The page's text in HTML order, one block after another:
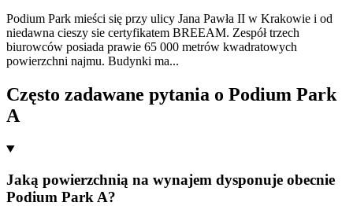
Podium Park mieści się przy ulicy Jana Pawła II w Krakowie i od
niedawna cieszy sie certyfikatem BREEAM. Zespół trzech
biurowców posiada prawie 65 000 metrów kwadratowych
powierzchni najmu. Budynki ma...
Często zadawane pytania o Podium Park
A
Jaką powierzchnią na wynajem dysponuje obecnie
Podium Park A?